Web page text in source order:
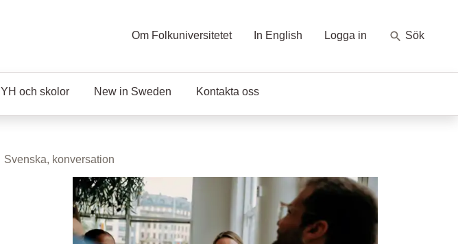
Om Folkuniversitetet In English Logga in Sök
YH och skolor New in Sweden Kontakta oss
Svenska, konversation